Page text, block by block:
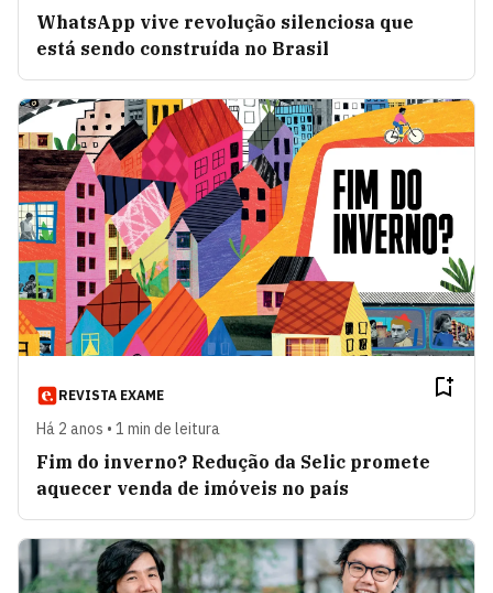
WhatsApp vive revolução silenciosa que
está sendo construída no Brasil
REVISTA EXAME
Há 2 anos • 1 min de leitura
Fim do inverno? Redução da Selic promete
aquecer venda de imóveis no país